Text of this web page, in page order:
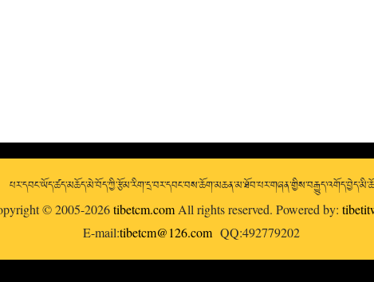
© 2005-2026tibetcm.comAll rights reserved. Powered by:
E-mail:tibetcm@126.com QQ:492779202